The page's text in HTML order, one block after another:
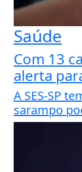
Saúde
Com 13
alerta
A SES-SP
sarampo